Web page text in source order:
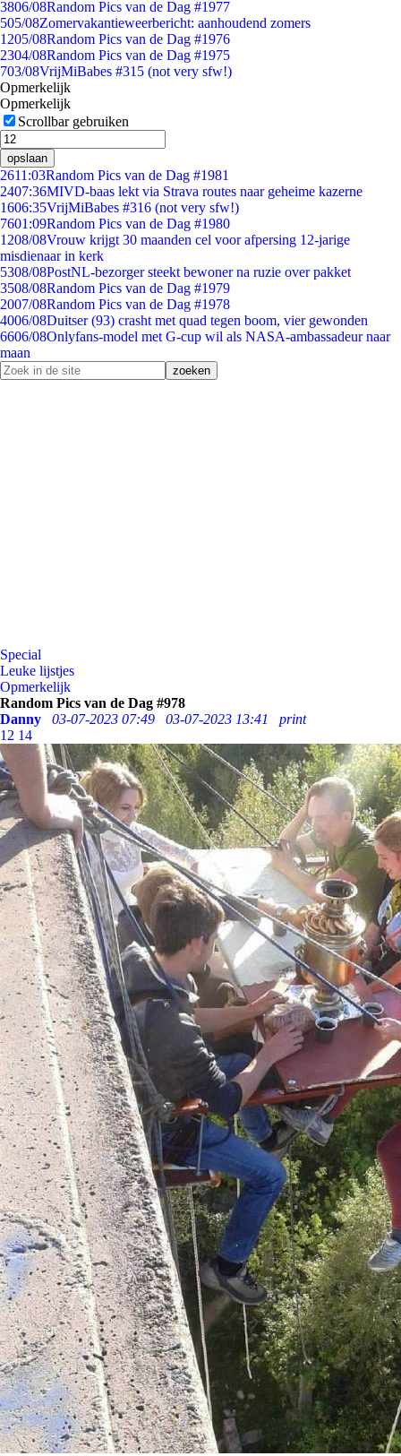
3806/08Random Pics van de Dag #1977
505/08Zomervakantieweerbericht: aanhoudend zomers
1205/08Random Pics van de Dag #1976
2304/08Random Pics van de Dag #1975
703/08VrijMiBabes #315 (not very sfw!)
Opmerkelijk
Opmerkelijk
Scrollbar gebruiken
opslaan
2611:03Random Pics van de Dag #1981
2407:36MIVD-baas lekt via Strava routes naar geheime kazerne
1606:35VrijMiBabes #316 (not very sfw!)
7601:09Random Pics van de Dag #1980
1208/08Vrouw krijgt 30 maanden cel voor afpersing 12-jarige
misdienaar in kerk
5308/08PostNL-bezorger steekt bewoner na ruzie over pakket
3508/08Random Pics van de Dag #1979
2007/08Random Pics van de Dag #1978
4006/08Duitser (93) crasht met quad tegen boom, vier gewonden
6606/08Onlyfans-model met G-cup wil als NASA-ambassadeur naar
maan
Special
Leuke lijstjes
Opmerkelijk
Random Pics van de Dag #978
Danny
03-07-2023 07:49 03-07-2023 13:41
print
12 14